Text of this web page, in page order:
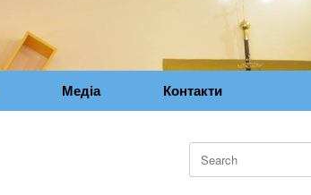
Медіа Контакти
Search
for: